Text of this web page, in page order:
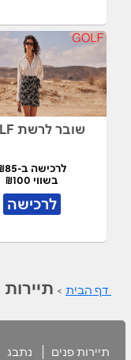
שובר לרשת GOLF
לרכישה ב-₪85
בשווי ₪100
לרכישה
דף הבית > תיירות
תיירות פנים נתבג